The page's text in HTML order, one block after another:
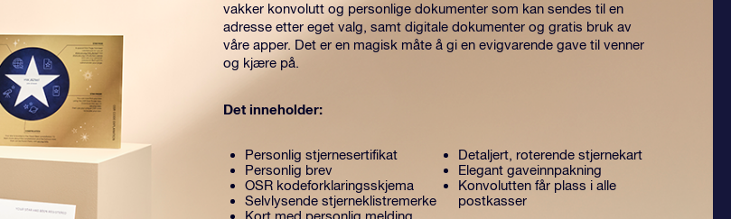
vakker konvolutt og personlige dokumenter som kan sendes til en
adresse etter eget valg, samt digitale dokumenter og gratis bruk av
våre apper. Det er en magisk måte å gi en evigvarende gave til venner
og kjære på.
Det inneholder:
Personlig stjernesertifikat
Personlig brev
OSR kodeforklaringsskjema
Selvlysende stjerneklistremerke
Kort med personlig melding
Detaljert, roterende stjernekart
Elegant gaveinnpakning
Konvolutten får plass i alle
postkasser